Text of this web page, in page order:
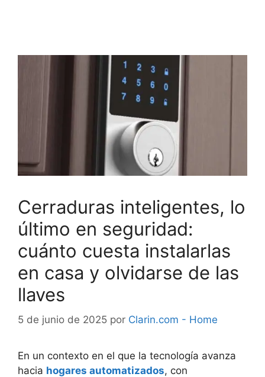
Cerraduras inteligentes, lo
último en seguridad:
cuánto cuesta instalarlas
en casa y olvidarse de las
llaves
5 de junio de 2025 por Clarin.com - Home
En un contexto en el que la tecnología avanza
hacia hogares automatizados, con